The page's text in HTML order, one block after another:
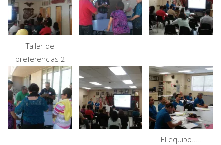
Taller de
preferencias 2
El equipo…..